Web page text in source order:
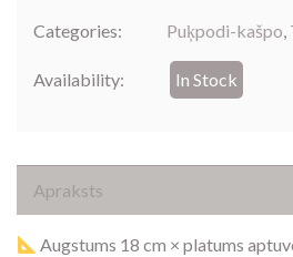
Categories: Puķpodi-kašpo,
Availability: In Stock
Apraksts
Augstums 18 cm × platums